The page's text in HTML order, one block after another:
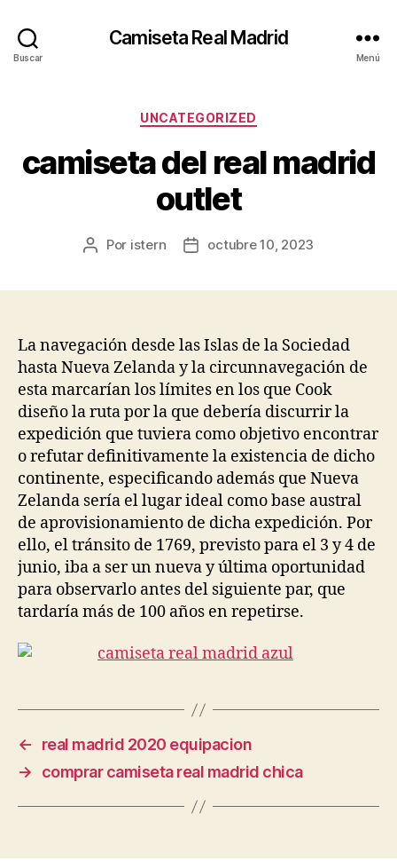
Buscar
Camiseta Real Madrid
Menú
Categorías
UNCATEGORIZED
camiseta del real madrid
outlet
Autor
Por istern
Fechaoctubre 10, 2023
La navegación desde las Islas de la Sociedad
hasta Nueva Zelanda y la circunnavegación de
esta marcarían los límites en los que Cook
diseño la ruta por la que debería discurrir la
expedición que tuviera como objetivo encontrar
o refutar definitivamente la existencia de dicho
continente, especificando además que Nueva
Zelanda sería el lugar ideal como base austral
de aprovisionamiento de dicha expedición. Por
ello, el tránsito de 1769, previsto para el 3 y 4 de
junio, iba a ser un nueva y última oportunidad
para observarlo antes del siguiente par, que
tardaría más de 100 años en repetirse.
←
real madrid 2020 equipacion
→
comprar camiseta real madrid chica